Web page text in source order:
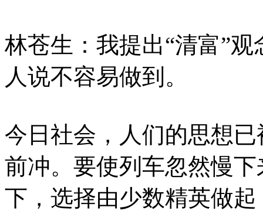
林苍生：我提出“清富”
人说不容易做到。
今日社会，人们的思想
前冲。要使列车忽然慢
下，选择由少数精英做